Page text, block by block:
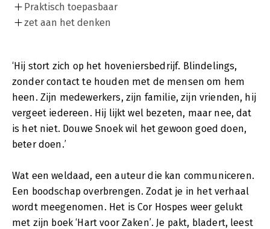
Praktisch toepasbaar
zet aan het denken
‘Hij stort zich op het hoveniersbedrijf. Blindelings,
zonder contact te houden met de mensen om hem
heen. Zijn medewerkers, zijn familie, zijn vrienden, hij
vergeet iedereen. Hij lijkt wel bezeten, maar nee, dat
is het niet. Douwe Snoek wil het gewoon goed doen,
beter doen.’
Wat een weldaad, een auteur die kan communiceren.
Een boodschap overbrengen. Zodat je in het verhaal
wordt meegenomen. Het is Cor Hospes weer gelukt
met zijn boek ‘Hart voor Zaken’. Je pakt, bladert, leest